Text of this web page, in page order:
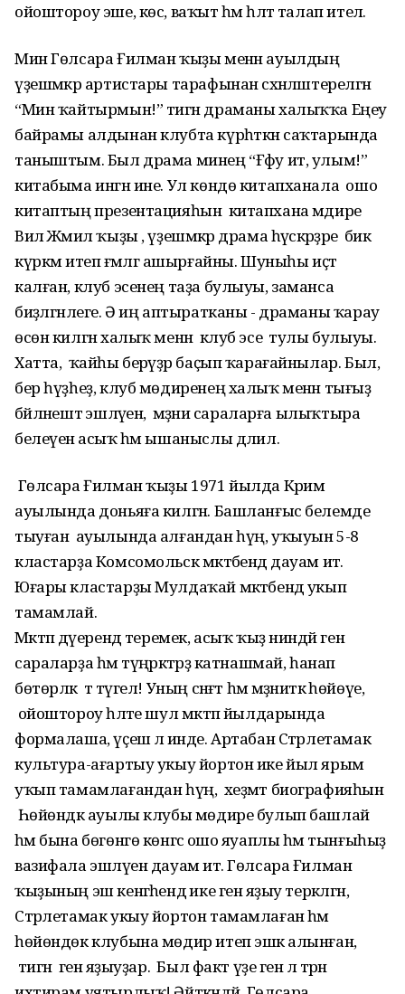
ойоштороу эше, көс, ваҡыт һәм һәләт талап ителә.
Мин Гөлсара Ғилман ҡыҙы менән ауылдың
үҙешмәкәр артистары тарафынан сәхнәләштерелгән
“Мин ҡайтырмын!” тигән драманы халыҡҡа Еңеу
байрамы алдынан клубта күрһәткән саҡтарында
таныштым. Был драма минең “Ғәфу ит, улым!”
китабыма ингән ине. Ул көндө китапханала ошо
китаптың презентацияһын китапхана мәдире
Вилә Жәмил ҡыҙы , үҙешмәкәр драма һәүәскәрҙәре бик
күркәм итеп ғәмәлгә ашырғайны. Шуныһы иҫтә
калған, клуб эсенең таҙа булыуы, заманса
биҙәлгәнлеге. Ә иң аптыратканы - драманы ҡарау
өсөн килгән халыҡ менән клуб эсе тулы булыуы.
Хатта, ҡайһы берәүҙәр баҫып ҡарағайнылар. Был,
бер һүҙһеҙ, клуб мөдиренең халыҡ менән тығыҙ
бәйләнештә эшләүенә, мәҙәни сараларға ылыҡтыра
белеүенә асыҡ һәм ышаныслы дәлил.
Гөлсара Ғилман ҡыҙы 1971 йылда Кәрим
ауылында доньяға килгән. Башланғыс белемде
тыуған ауылында алғандан һүң, уҡыуын 5-8
кластарҙа Комсомольск мәктәбендә дауам итә.
Юғары кластарҙы Мулдаҡай мәктәбендә укып
тамамлай.
Мәктәп дәүерендә теремек, асыҡ ҡыҙ ниндәй генә
сараларҙа һәм түңәрәктәрҙә катнашмай, һанап
бөтөрләк тә түгел! Уның сәнғәт һәм мәҙәниәткә һөйөүе,
ойоштороу һәләте шул мәктәп йылдарында
формалаша, үҫешә лә инде. Артабан Стәрлетамак
культура-ағартыу укыу йортон ике йыл ярым
уҡып тамамлағандан һүң, хеҙмәт биографияһын
Һөйөндәк ауылы клубы мөдире булып башлай
һәм бына бөгөнгө көнгәсә ошо яуаплы һәм тынғыһыҙ
вазифала эшләүен дауам итә. Гөлсара Ғилман
ҡыҙының эш кенәгәһендә ике генә яҙыу теркәлгән,
Стәрлетамак укыу йортон тамамлаған һәм
һөйөндөк клубына мөдир итеп эшкә алынған,
тигән генә яҙыуҙар. Был факт үҙе генә лә тәрән